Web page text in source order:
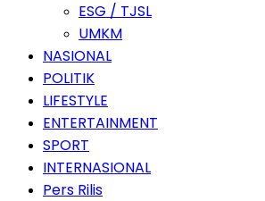
ESG / TJSL
UMKM
NASIONAL
POLITIK
LIFESTYLE
ENTERTAINMENT
SPORT
INTERNASIONAL
Pers Rilis